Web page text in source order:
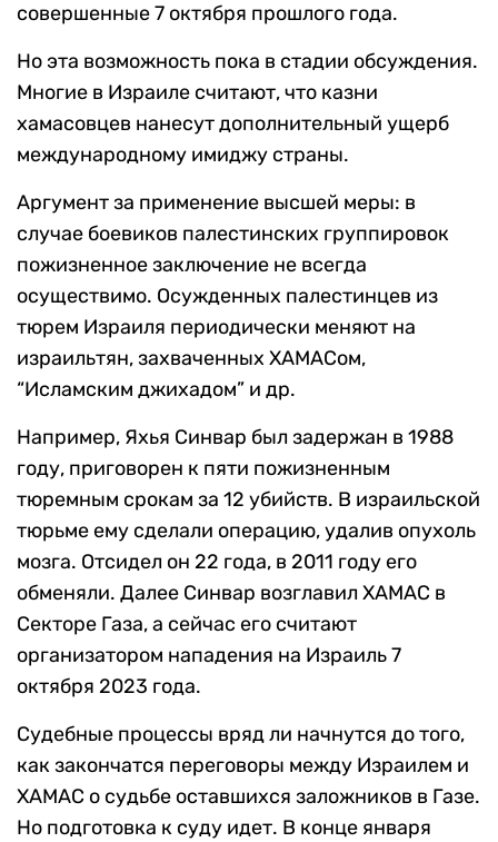
совершенные 7 октября прошлого года.
Но эта возможность пока в стадии обсуждения.
Многие в Израиле считают, что казни
хамасовцев нанесут дополнительный ущерб
международному имиджу страны.
Аргумент за применение высшей меры: в
случае боевиков палестинских группировок
пожизненное заключение не всегда
осуществимо. Осужденных палестинцев из
тюрем Израиля периодически меняют на
израильтян, захваченных ХАМАСом,
“Исламским джихадом” и др.
Например, Яхья Синвар был задержан в 1988
году, приговорен к пяти пожизненным
тюремным срокам за 12 убийств. В израильской
тюрьме ему сделали операцию, удалив опухоль
мозга. Отсидел он 22 года, в 2011 году его
обменяли. Далее Синвар возглавил ХАМАС в
Секторе Газа, а сейчас его считают
организатором нападения на Израиль 7
октября 2023 года.
Судебные процессы вряд ли начнутся до того,
как закончатся переговоры между Израилем и
ХАМАС о судьбе оставшихся заложников в Газе.
Но подготовка к суду идет. В конце января